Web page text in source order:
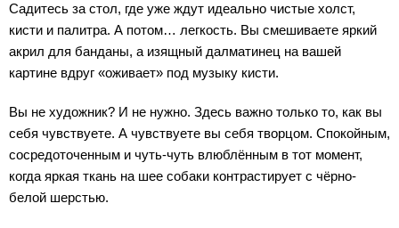
Садитесь за стол, где уже ждут идеально чистые холст,
кисти и палитра. А потом… легкость. Вы смешиваете яркий
акрил для банданы, а изящный далматинец на вашей
картине вдруг «оживает» под музыку кисти.
Вы не художник? И не нужно. Здесь важно только то, как вы
себя чувствуете. А чувствуете вы себя творцом. Спокойным,
сосредоточенным и чуть-чуть влюблённым в тот момент,
когда яркая ткань на шее собаки контрастирует с чёрно-
белой шерстью.